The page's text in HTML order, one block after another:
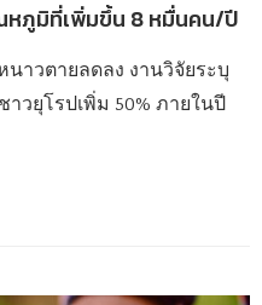
หภูมิที่เพิ่มขึ้น 8 หมื่นคน/ปี
าวตายลดลง งานวิจัยระบุ
ยุโรปเพิ่ม 50% ภายในปี